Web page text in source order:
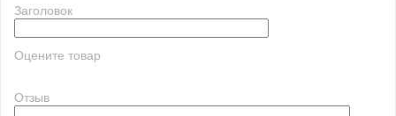
Заголовок
Оцените товар
Отзыв